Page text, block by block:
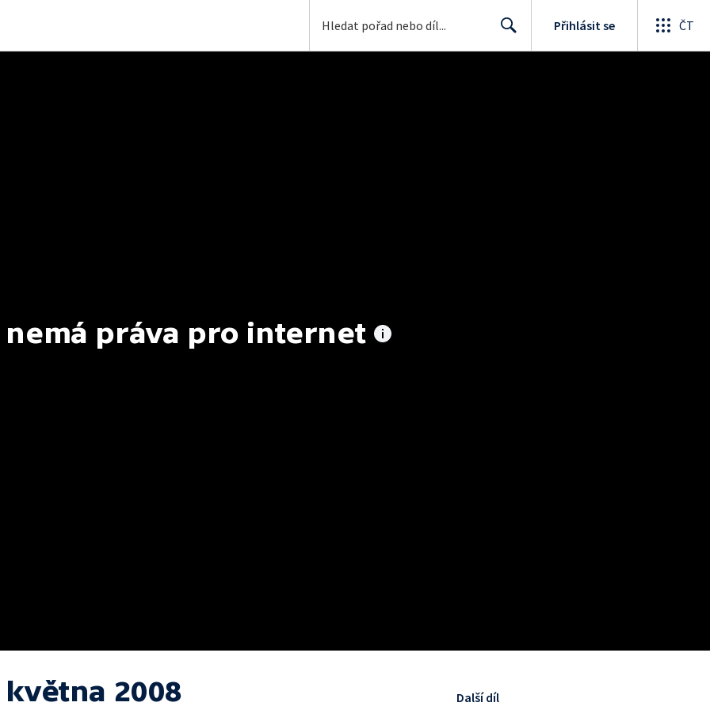
Přihlásit se ČT
nemá práva pro internet
května 2008 Další díl